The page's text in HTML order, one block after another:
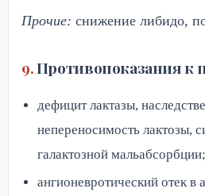
Прочие: снижение либидо,
Противопоказания
дефицит лактазы,
непереносимость лактозы,
галактозной мальабсорбции;
ангионевротический отек в